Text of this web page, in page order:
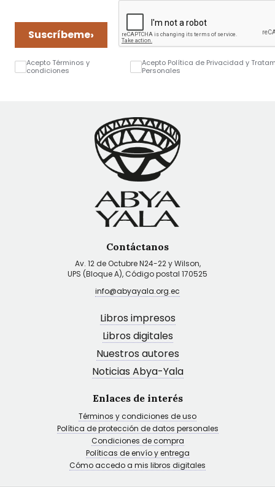
Suscríbeme›
Acepto Términos y
condiciones
Acepto Política de Privacidad y
Personales
Contáctanos
Av. 12 de Octubre N24-22 y Wilson,
UPS (Bloque A), Código postal 170525
info@abyayala.org.ec
Libros impresos
Libros digitales
Nuestros autores
Noticias Abya-Yala
Enlaces de interés
Términos y condiciones de uso
Política de protección de datos personales
Condiciones de compra
Políticas de envío y entrega
Cómo accedo a mis libros digitales